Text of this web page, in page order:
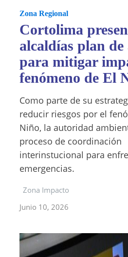
Zona Regional
Cortolima
alcaldías plan de
para mitigar
fenómeno de El
Como parte de su
reducir riesgos por el
Niño, la autoridad
proceso de coordinación
interinstucional para
emergencias.
Zona Impacto
Junio 10, 2026